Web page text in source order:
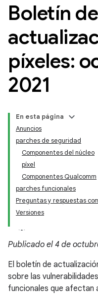
Boletín de
píxeles:
2021
En esta página
Anuncios
parches de seguridad
Componentes del núcleo
píxel
Componentes Qualcomm
parches funcionales
Preguntas y respuestas
Versiones
Publicado el 4 de
El boletín de
sobre las
funcionales que afectan